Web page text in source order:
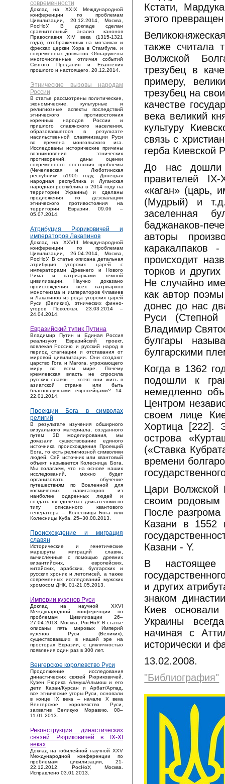
современности
Доклад на XXIX Международной
конференции по проблемам
Цивилизации, 20.12.2014, Москва,
РосНоУ. В докладе сделан
сравнительный анализ канонов
Православия XIV века (1315-1321
года), отображенных на мозаиках и
фресках церкви Хора в Стамбуле, и
современных догматов. Обнаружены
многочисленные отличия событий
Святого Предания и Евангелия
прошлого и настоящего. 20.12.2014.
Этнические вызовы народам
России
В статье рассмотрены политические,
экономические, культурные и
религиозные аспекты последствий
этнического противостояния
коренных народов России и
пришлого славянского населения,
образовавшегося в результате
насильственной славянизации Руси
во времена монгольского ига.
Исследованы исторические причины
возникновения этнических
противоречий, даны оценки
современного состояния проблемы
(Чечелевская и Люботинская
республики в1905 году, Донецкая
народная республика и Луганская
народная республика в 2014 году на
территории Украины) и сделаны
предложения по деэскалации
этнического противостояния на
территории Евразии. 09.06 –
05.07.2014.
Атрибуция Рюриковичей и
императоров Лакапинов
Доклад на XXVIII Международной
конференции по проблемам
Цивилизации, 26.04.2014, Москва,
РосНоУ. В статье описана детальная
атрибуция угорских царей с
императорами Древнего и Нового
Рима и патриархами земной
цивилизации. Научно доказано
происхождения всех патриархов
монотеизма и императоров Флавиев
и Лакапинов из рода угорских царей
Руси (Великих), этнических финно-
угоров Поволжья. 23.03.2014 –
24.04.2014.
Евразийский тупик Путина
Владимир Путин и Единая Россия
реализуют Евразийский проект,
вовлекая Россию и русский народ в
период стагнации и отставания от
мировой цивилизации. Они создают
царство Гога и Магога, угрожающего
миру во всем мире. Почему
кремлевская власть не спросила
русских славян – хотят они жить в
азиатской стране или быть
благополучными европейцами? 14-
22.01.2014.
Проекции Бога в символах
религий
В результате изучения обширного
визуального материала, созданного
путем 3D моделирования, мы
доказали существование единого
источника происхождения Проекций
Бога, то есть религиозной символики
людей. Сей источник или квантовый
объект называется Колесница Бога.
Мы полагаем, что на основе наших
исследований, можно будет
организовать обучение
путешествиям по Вселенной для
космических навигаторов из
наиболее одаренных людей и
создать звездолеты с двигателями по
типу описанного квантового
генератора – Колесницы Бога или
Колесницы Куба. 25–30.08.2013.
Происхождение и миграция
славян
Исторические и генетические
маршруты миграций славян,
вычисленные с помощью древних
византийских, европейских,
китайских, арабских, булгарских и
русских хроник и летописей, а также
современных исследований мужских
хромосом ДНК. 01-21.05.2013.
Империи кузенов Руси
Доклад на научной XXVI
Международной конференции по
проблемам Цивилизации 26–
27.04.2013, Москва, РосНоУ. В статье
описаны пять мировых Империй
кузенов Руси (Великих),
существовавших в нашей эре на
просторах Евразии, с цикличностью
появления один раз в 300 лет.
Венгерское королевство Руси
Продолжение исследования
династических связей Рюриковичей.
Кузен Рюрика Алмуш/Альмош и его
дети Казан/Курсан и Арбат/Арпад,
все этнические угоры Руси, основали
в конце IX века – начале X века
Венгерское королевство Руси,
захватив Великую Моравию. 08–
11.01.2013.
Реконструкция династических
связей Рюриковичей в IX-XI
веках
Доклад на юбилейной научной XXV
Международной конференции по
проблемам цивилизации, 21-
22.12.2012, РосНоУ, Москва.
Исправлено 03.01.2013.
Кстати,
этого
также считала
Волжской
трезубец в
примеру,
трезубец на
качестве
века великий
культуру
связь с
герба Киевской
До нас дошли
правителей
«каган» (царь,
(Мудрый) и
заселенная
баджанаков-
авторы
каракалпаков
происходит
торков и
Не случайно
как автор
донес до нас
Руси
Владимир
булгары
булгарскими
Когда в 1362
подошли к
немедленно
Центром
своем лице
Хортица [222].
острова
(«Ставка
времени
Цари Волжской
своим родовым
После разгрома
Казани в 1552
Казани - Y.
В
и других
знаком
Киев
Украины
начиная с
исторически и
13.02.2008.
"Библиография"